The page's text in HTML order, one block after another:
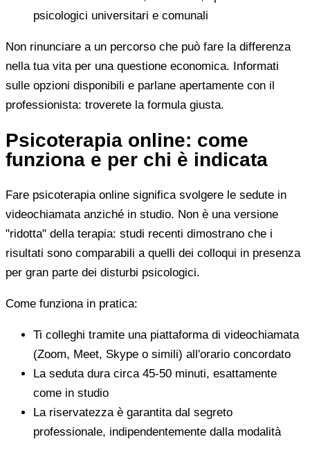
psicologici universitari e comunali
Non rinunciare a un percorso che può fare la differenza
nella tua vita per una questione economica. Informati
sulle opzioni disponibili e parlane apertamente con il
professionista: troverete la formula giusta.
Psicoterapia online: come
funziona e per chi è indicata
Fare psicoterapia online significa svolgere le sedute in
videochiamata anziché in studio. Non è una versione
"ridotta" della terapia: studi recenti dimostrano che i
risultati sono comparabili a quelli dei colloqui in presenza
per gran parte dei disturbi psicologici.
Come funziona in pratica:
Ti colleghi tramite una piattaforma di videochiamata
(Zoom, Meet, Skype o simili) all'orario concordato
La seduta dura circa 45-50 minuti, esattamente
come in studio
La riservatezza è garantita dal segreto
professionale, indipendentemente dalla modalità